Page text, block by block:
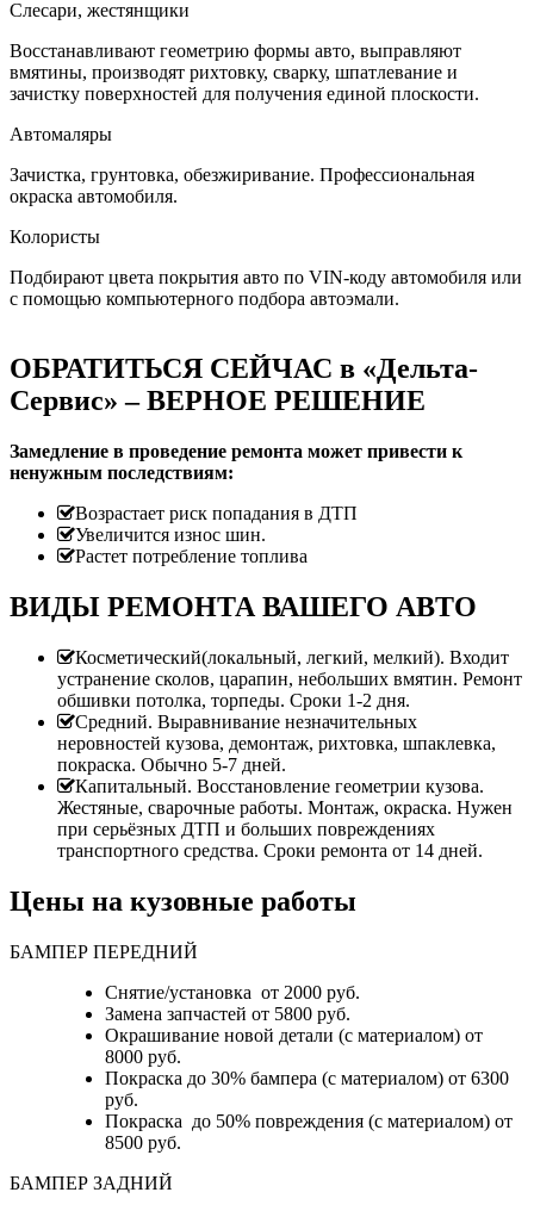
Слесари, жестянщики
Восстанавливают геометрию формы авто, выправляют
вмятины, производят рихтовку, сварку, шпатлевание и
зачистку поверхностей для получения единой плоскости.
Автомаляры
Зачистка, грунтовка, обезжиривание. Профессиональная
окраска автомобиля.
Колористы
Подбирают цвета покрытия авто по VIN-коду автомобиля или
с помощью компьютерного подбора автоэмали.
ОБРАТИТЬСЯ СЕЙЧАС в «Дельта-
Сервис» – ВЕРНОЕ РЕШЕНИЕ
Замедление в проведение ремонта может привести к
ненужным последствиям:
Возрастает риск попадания в ДТП
Увеличится износ шин.
Растет потребление топлива
ВИДЫ РЕМОНТА ВАШЕГО АВТО
Косметический(локальный, легкий, мелкий). Входит
устранение сколов, царапин, небольших вмятин. Ремонт
обшивки потолка, торпеды. Сроки 1-2 дня.
Средний. Выравнивание незначительных
неровностей кузова, демонтаж, рихтовка, шпаклевка,
покраска. Обычно 5-7 дней.
Капитальный. Восстановление геометрии кузова.
Жестяные, сварочные работы. Монтаж, окраска. Нужен
при серьёзных ДТП и больших повреждениях
транспортного средства. Сроки ремонта от 14 дней.
Цены на кузовные работы
БАМПЕР ПЕРЕДНИЙ
Снятие/установка от 2000 руб.
Замена запчастей от 5800 руб.
Окрашивание новой детали (с материалом) от
8000 руб.
Покраска до 30% бампера (с материалом) от 6300
руб.
Покраска до 50% повреждения (с материалом) от
8500 руб.
БАМПЕР ЗАДНИЙ